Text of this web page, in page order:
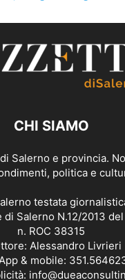
CHI SIAMO
Salerno e provincia.
politica e
testata
Salerno N.12/2013
n. ROC 38315
Alessandro Livrieri
& mobile: